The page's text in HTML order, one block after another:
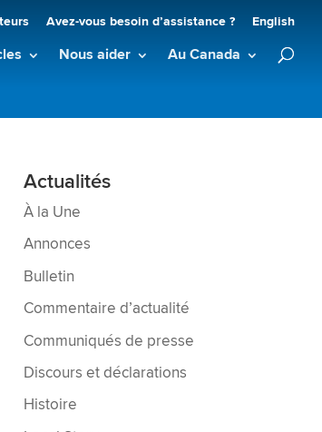
Avez-vous besoin d’assistance ? English
Nous aider Au Canada
Actualités
À la Une
Annonces
Bulletin
Commentaire d’actualité
Communiqués de presse
Discours et déclarations
Histoire